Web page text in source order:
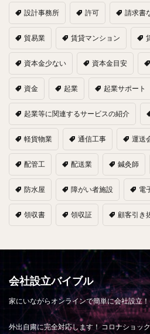
設計事務所 許可 請求書
貿易業 賃貸マンション
資本金少ない 資本金目安
資金 起業 起業サポート
起業等に関連するサービスの紹介
軽貨物業 通信工事 運送
配管工 配送業 鍼灸師
防水屋 障がい者施設 電
領収書 領収証 顧客引き
会社設立バイブル
家にいながらオンラインで簡単に会社設立！
外出自粛に完全対応します！ コロナショッ